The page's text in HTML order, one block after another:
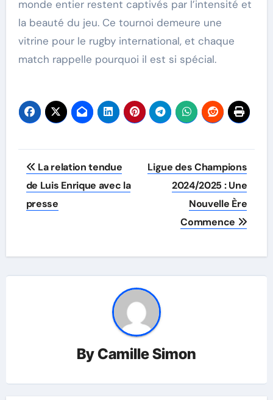
monde entier restent captivés par l’intensité et
la beauté du jeu. Ce tournoi demeure une
vitrine pour le rugby international, et chaque
match rappelle pourquoi il est si spécial.
Post
navigation
La relation tendue
de Luis Enrique avec la
presse
Ligue des Champions
2024/2025 : Une
Nouvelle Ère
Commence
ByCamille Simon